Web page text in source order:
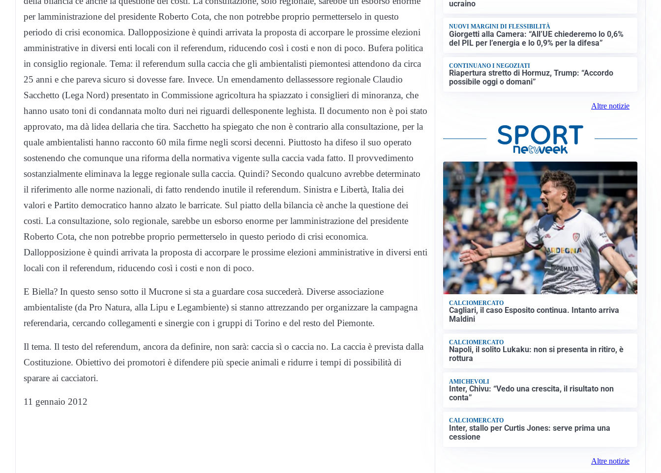
per lamministrazione del presidente Roberto Cota, che non potrebbe proprio permetterselo in questo
periodo di crisi economica. Dallopposizione è quindi arrivata la proposta di accorpare le prossime elezioni
amministrative in diversi enti locali con il referendum, riducendo così i costi e non di poco. Bufera politica
in consiglio regionale. Tema: il referendum sulla caccia che gli ambientalisti piemontesi attendono da circa
25 anni e che pareva sicuro si dovesse fare. Invece. Un emendamento dellassessore regionale Claudio
Sacchetto (Lega Nord) presentato in Commissione agricoltura ha spiazzato i consiglieri di minoranza, che
hanno usato toni di condannata molto duri nei riguardi dellesponente leghista. Il documento non è poi stato
approvato, ma dà lidea dellaria che tira. Sacchetto ha spiegato che non è contrario alla consultazione, per la
quale ambientalisti hanno racconto 60 mila firme negli scorsi decenni. Piuttosto ha difeso il suo operato
sostenendo che comunque una riforma della normativa vigente sulla caccia vada fatto. Il provvedimento
sostanzialmente eliminava la legge regionale sulla caccia. Quindi? Secondo qualcuno avrebbe determinato
il riferimento alle norme nazionali, di fatto rendendo inutile il referendum. Sinistra e Libertà, Italia dei
valori e Partito democratico hanno alzato le barricate. Sul piatto della bilancia cè anche la questione dei
costi. La consultazione, solo regionale, sarebbe un esborso enorme per lamministrazione del presidente
Roberto Cota, che non potrebbe proprio permetterselo in questo periodo di crisi economica.
Dallopposizione è quindi arrivata la proposta di accorpare le prossime elezioni amministrative in diversi enti
locali con il referendum, riducendo così i costi e non di poco.
E Biella? In questo senso sotto il Mucrone si sta a guardare cosa succederà. Diverse associazione
ambientaliste (da Pro Natura, alla Lipu e Legambiente) si stanno attrezzando per organizzare la campagna
referendaria, cercando collegamenti e sinergie con i gruppi di Torino e del resto del Piemonte.
Il tema. Il testo del referendum, ancora da definire, non sarà: caccia sì o caccia no. La caccia è prevista dalla
Costituzione. Obiettivo dei promotori è difendere più specie animali e ridurre i tempi di possibilità di
sparare ai cacciatori.
11 gennaio 2012
ucraino
NUOVI MARGINI DI FLESSIBILITÀ
Giorgetti alla Camera: “All’UE chiederemo lo 0,6%
del PIL per l’energia e lo 0,9% per la difesa”
CONTINUANO I NEGOZIATI
Riapertura stretto di Hormuz, Trump: “Accordo
possibile oggi o domani”
Altre notizie
CALCIOMERCATO
Cagliari, il caso Esposito continua. Intanto arriva
Maldini
CALCIOMERCATO
Napoli, il solito Lukaku: non si presenta in ritiro, è
rottura
AMICHEVOLI
Inter, Chivu: “Vedo una crescita, il risultato non
conta”
CALCIOMERCATO
Inter, stallo per Curtis Jones: serve prima una
cessione
Altre notizie